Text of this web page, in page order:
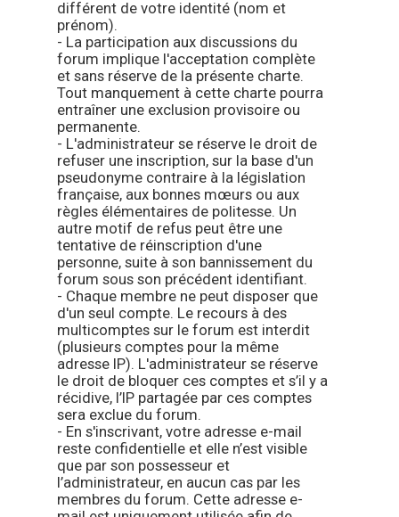
différent de votre identité (nom et
prénom).
- La participation aux discussions du
forum implique l'acceptation complète
et sans réserve de la présente charte.
Tout manquement à cette charte pourra
entraîner une exclusion provisoire ou
permanente.
- L'administrateur se réserve le droit de
refuser une inscription, sur la base d'un
pseudonyme contraire à la législation
française, aux bonnes mœurs ou aux
règles élémentaires de politesse. Un
autre motif de refus peut être une
tentative de réinscription d'une
personne, suite à son bannissement du
forum sous son précédent identifiant.
- Chaque membre ne peut disposer que
d'un seul compte. Le recours à des
multicomptes sur le forum est interdit
(plusieurs comptes pour la même
adresse IP). L'administrateur se réserve
le droit de bloquer ces comptes et s’il y a
récidive, l’IP partagée par ces comptes
sera exclue du forum.
- En s'inscrivant, votre adresse e-mail
reste confidentielle et elle n’est visible
que par son possesseur et
l’administrateur, en aucun cas par les
membres du forum. Cette adresse e-